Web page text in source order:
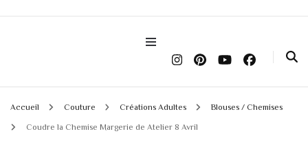
Accueil Couture Créations Adultes Blouses / Chemises
Coudre la Chemise Margerie de Atelier 8 Avril